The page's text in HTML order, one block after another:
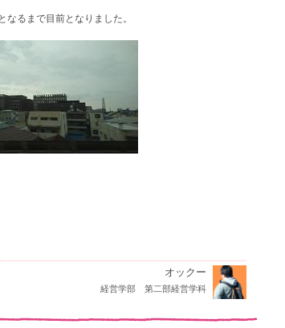
となるまで目前となりました。
オックー
経営学部 第二部経営学科